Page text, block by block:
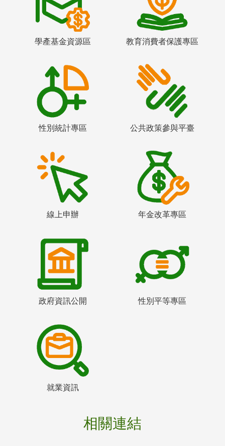
學產基金資源區 教育消費者保護專區
性別統計專區 公共政策參與平臺
線上申辦 年金改革專區
政府資訊公開 性別平等專區
就業資訊
相關連結